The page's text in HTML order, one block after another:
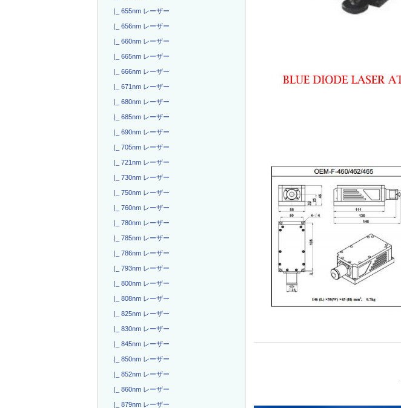
|_ 655nm レーザー
|_ 656nm レーザー
|_ 660nm レーザー
|_ 665nm レーザー
|_ 666nm レーザー
|_ 671nm レーザー
|_ 680nm レーザー
|_ 685nm レーザー
|_ 690nm レーザー
|_ 705nm レーザー
|_ 721nm レーザー
|_ 730nm レーザー
|_ 750nm レーザー
|_ 760nm レーザー
|_ 780nm レーザー
|_ 785nm レーザー
|_ 786nm レーザー
|_ 793nm レーザー
|_ 800nm レーザー
|_ 808nm レーザー
|_ 825nm レーザー
|_ 830nm レーザー
|_ 845nm レーザー
|_ 850nm レーザー
|_ 852nm レーザー
|_ 860nm レーザー
|_ 879nm レーザー